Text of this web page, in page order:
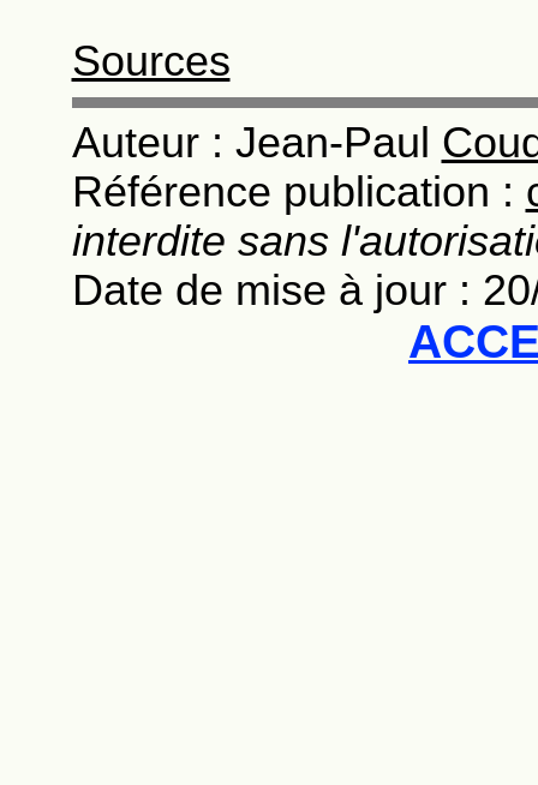
Sources
Auteur : Jean-Paul
Référence publication :
interdite sans
Date de mise à jour :